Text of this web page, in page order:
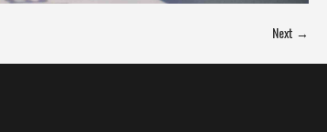
Next →